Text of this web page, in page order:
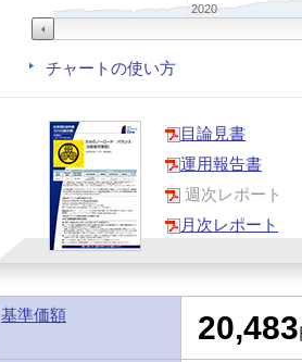
2020
チャートの使い方
目論見書
運用報告書
週次レポート
月次レポート
基準価額 20,483